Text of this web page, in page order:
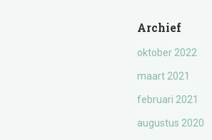
Archief
oktober 2022
maart 2021
februari 2021
augustus 2020